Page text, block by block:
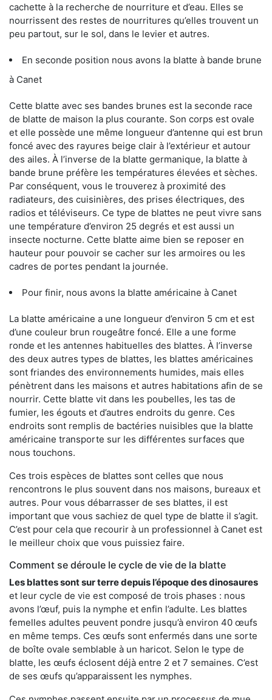
cachette à la recherche de nourriture et d’eau. Elles se
nourrissent des restes de nourritures qu’elles trouvent un
peu partout, sur le sol, dans le levier et autres.
En seconde position nous avons la blatte à bande brune
à Canet
Cette blatte avec ses bandes brunes est la seconde race
de blatte de maison la plus courante. Son corps est ovale
et elle possède une même longueur d’antenne qui est brun
foncé avec des rayures beige clair à l’extérieur et autour
des ailes. À l’inverse de la blatte germanique, la blatte à
bande brune préfère les températures élevées et sèches.
Par conséquent, vous le trouverez à proximité des
radiateurs, des cuisinières, des prises électriques, des
radios et téléviseurs. Ce type de blattes ne peut vivre sans
une température d’environ 25 degrés et est aussi un
insecte nocturne. Cette blatte aime bien se reposer en
hauteur pour pouvoir se cacher sur les armoires ou les
cadres de portes pendant la journée.
Pour finir, nous avons la blatte américaine à Canet
La blatte américaine a une longueur d’environ 5 cm et est
d’une couleur brun rougeâtre foncé. Elle a une forme
ronde et les antennes habituelles des blattes. À l’inverse
des deux autres types de blattes, les blattes américaines
sont friandes des environnements humides, mais elles
pénètrent dans les maisons et autres habitations afin de se
nourrir. Cette blatte vit dans les poubelles, les tas de
fumier, les égouts et d’autres endroits du genre. Ces
endroits sont remplis de bactéries nuisibles que la blatte
américaine transporte sur les différentes surfaces que
nous touchons.
Ces trois espèces de blattes sont celles que nous
rencontrons le plus souvent dans nos maisons, bureaux et
autres. Pour vous débarrasser de ses blattes, il est
important que vous sachiez de quel type de blatte il s’agit.
C’est pour cela que recourir à un professionnel à Canet est
le meilleur choix que vous puissiez faire.
Comment se déroule le cycle de vie de la blatte
Les blattes sont sur terre depuis l’époque des dinosaures
et leur cycle de vie est composé de trois phases : nous
avons l’œuf, puis la nymphe et enfin l’adulte. Les blattes
femelles adultes peuvent pondre jusqu’à environ 40 œufs
en même temps. Ces œufs sont enfermés dans une sorte
de boîte ovale semblable à un haricot. Selon le type de
blatte, les œufs éclosent déjà entre 2 et 7 semaines. C’est
de ses œufs qu’apparaissent les nymphes.